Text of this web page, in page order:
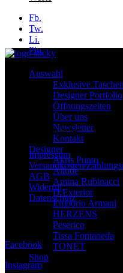
Auswahl
Exklusive
Designer Portfolio
Öffnungszeiten
Über uns
Newsletter
Kontakt
Designer
Akris Punto
Allude
Amina Rubinacci
D.Exterior
Emporio Armani
HERZENS
Peserico
Tissa Fontaneda
TONET
Shop
Fb.
Tw.
Li.
Pin.
Wichtige Hinweise
Impressum
Versandkosten/
AGB
Widerruf
Datenschutz
Facebook
Instagram